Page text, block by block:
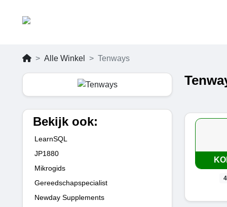
Alle Winkel Tenways
Bekijk ook:
LearnSQL
JP1880
Mikrogids
Gereedschapspecialist
Newday Supplements